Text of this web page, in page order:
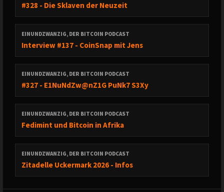
#328 - Die Sklaven der Neuzeit
EINUNDZWANZIG, DER BITCOIN PODCAST
Interview #137 - CoinSnap mit Jens
EINUNDZWANZIG, DER BITCOIN PODCAST
#327 - E1NuNdZw@nZ1G PuNk7 S3Xy
EINUNDZWANZIG, DER BITCOIN PODCAST
Fedimint und Bitcoin in Afrika
EINUNDZWANZIG, DER BITCOIN PODCAST
Zitadelle Uckermark 2026 - Infos